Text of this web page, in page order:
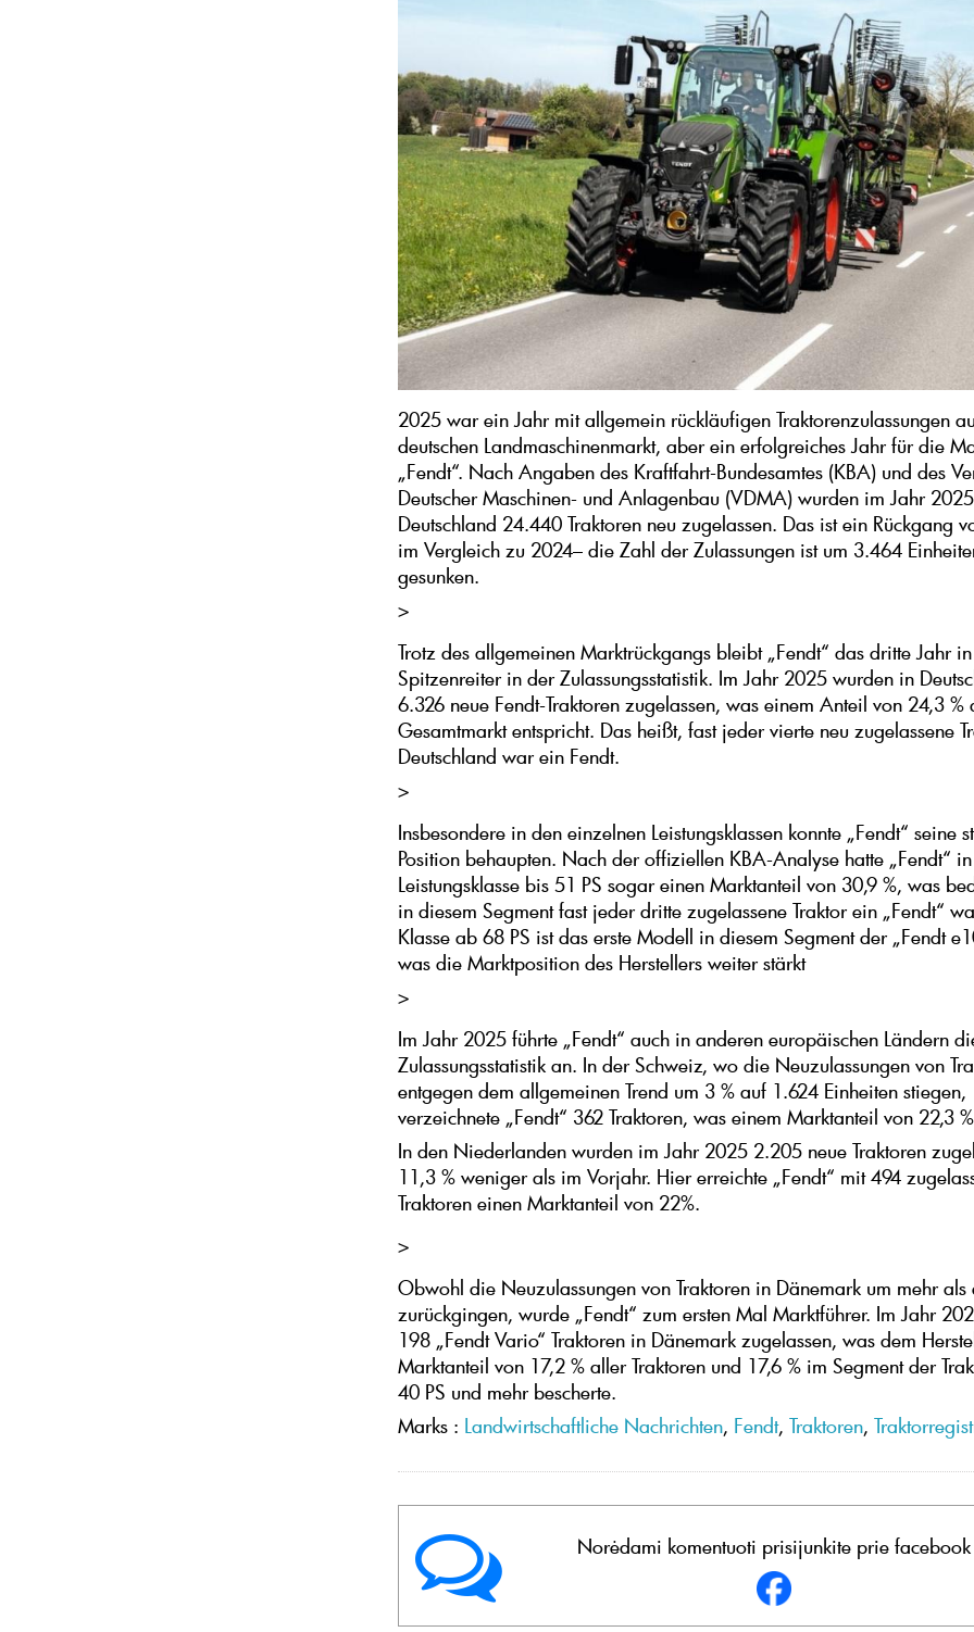
2025 war ein Jahr mit allgemein rückläufigen Traktorenzulassungen
deutschen Landmaschinenmarkt, aber ein erfolgreiches Jahr für die
„Fendt“. Nach Angaben des Kraftfahrt-Bundesamtes (KBA) und des
Deutscher Maschinen- und Anlagenbau (VDMA) wurden im Jahr
Deutschland 24.440 Traktoren neu zugelassen. Das ist ein Rückgang
im Vergleich zu 2024– die Zahl der Zulassungen ist um 3.464
gesunken.
>
Trotz des allgemeinen Marktrückgangs bleibt „Fendt“ das dritte Jahr
Spitzenreiter in der Zulassungsstatistik. Im Jahr 2025 wurden in
6.326 neue Fendt-Traktoren zugelassen, was einem Anteil von 24,3 %
Gesamtmarkt entspricht. Das heißt, fast jeder vierte neu zugelassene
Deutschland war ein Fendt.
>
Insbesondere in den einzelnen Leistungsklassen konnte „Fendt“ seine
Position behaupten. Nach der offiziellen KBA-Analyse hatte „Fendt“
Leistungsklasse bis 51 PS sogar einen Marktanteil von 30,9 %, was
in diesem Segment fast jeder dritte zugelassene Traktor ein „Fendt“
Klasse ab 68 PS ist das erste Modell in diesem Segment der „Fendt
was die Marktposition des Herstellers weiter stärkt
>
Im Jahr 2025 führte „Fendt“ auch in anderen europäischen Ländern
Zulassungsstatistik an. In der Schweiz, wo die Neuzulassungen von
entgegen dem allgemeinen Trend um 3 % auf 1.624 Einheiten stiegen,
verzeichnete „Fendt“ 362 Traktoren, was einem Marktanteil von 22,3
In den Niederlanden wurden im Jahr 2025 2.205 neue Traktoren
11,3 % weniger als im Vorjahr. Hier erreichte „Fendt“ mit 494
Traktoren einen Marktanteil von 22%.
>
Obwohl die Neuzulassungen von Traktoren in Dänemark um mehr als
zurückgingen, wurde „Fendt“ zum ersten Mal Marktführer. Im Jahr
198 „Fendt Vario“ Traktoren in Dänemark zugelassen, was dem
Marktanteil von 17,2 % aller Traktoren und 17,6 % im Segment der
40 PS und mehr bescherte.
Marks : Landwirtschaftliche Nachrichten, Fendt, Traktoren,
Norėdami komentuoti prisijunkite prie facebook